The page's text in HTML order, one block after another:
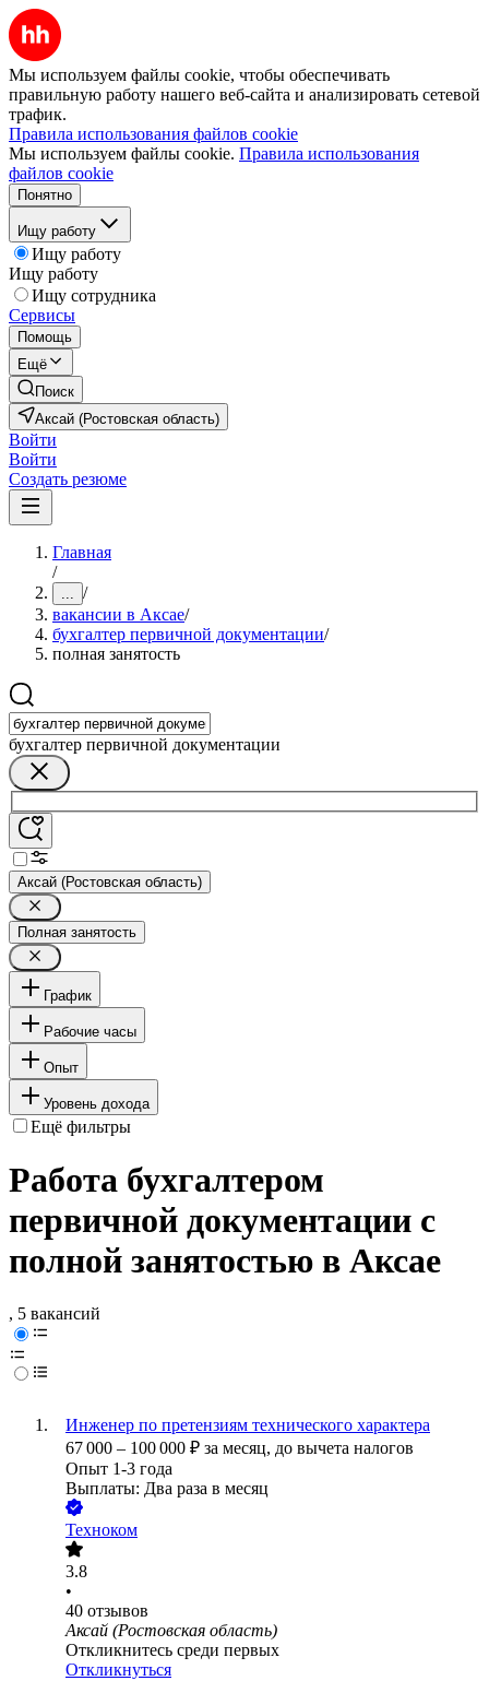
Мы используем файлы cookie, чтобы обеспечивать
правильную работу нашего веб-сайта и анализировать сетевой
трафик.
Правила использования файлов cookie
Мы используем файлы cookie. Правила использования
файлов cookie
Понятно
Ищу работу
Ищу работу
Ищу работу
Ищу сотрудника
Сервисы
Помощь
Ещё
Поиск
Аксай (Ростовская область)
Войти
Войти
Создать резюме
Главная
/
... /
вакансии в Аксае/
бухгалтер первичной документации/
полная занятость
бухгалтер первичной документации
Аксай (Ростовская область)
Полная занятость
График
Рабочие часы
Опыт
Уровень дохода
Ещё фильтры
Работа бухгалтером
первичной документации с
полной занятостью в Аксае
, 5 вакансий
Инженер по претензиям технического характера
67 000 – 100 000 ₽ за месяц, до вычета налогов
Опыт 1-3 года
Выплаты: Два раза в месяц
Техноком
3.8
•
40 отзывов
Аксай (Ростовская область)
Откликнитесь среди первых
Откликнуться